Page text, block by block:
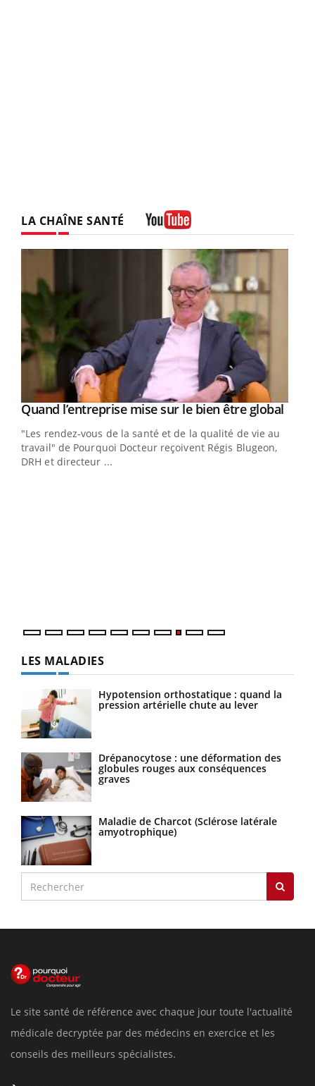
LA CHAÎNE SANTÉ
Youtube
Quand l’entreprise mise sur le bien être global
"Les rendez-vous de la santé et de la qualité de vie au
travail" de Pourquoi Docteur reçoivent Régis Blugeon,
DRH et directeur ...
LES MALADIES
Hypotension orthostatique : quand la
pression artérielle chute au lever
Drépanocytose : une déformation des
globules rouges aux conséquences
graves
Maladie de Charcot (Sclérose latérale
amyotrophique)
Le site santé de référence avec chaque jour toute l'actualité
médicale decryptée par des médecins en exercice et les
conseils des meilleurs spécialistes.